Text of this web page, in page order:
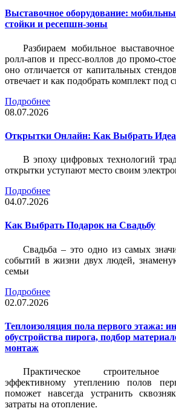
Выставочное оборудование:
стойки и ресепшн-зоны
Разбираем мобильное
ролл-апов и пресс-воллов до промо-
оно отличается от капитальных
отвечает и как подобрать комплект под
Подробнее
08.07.2026
Открытки Онлайн: Как Выбрать
В эпоху цифровых технологий
открытки уступают место своим
Подробнее
04.07.2026
Как Выбрать Подарок на Свадьбу
Свадьба – это одно из самых
событий в жизни двух людей,
семьи
Подробнее
02.07.2026
Теплоизоляция пола первого этажа:
обустройства пирога, подбор
монтаж
Практическое
эффективному утеплению полов
поможет навсегда устранить
затраты на отопление.